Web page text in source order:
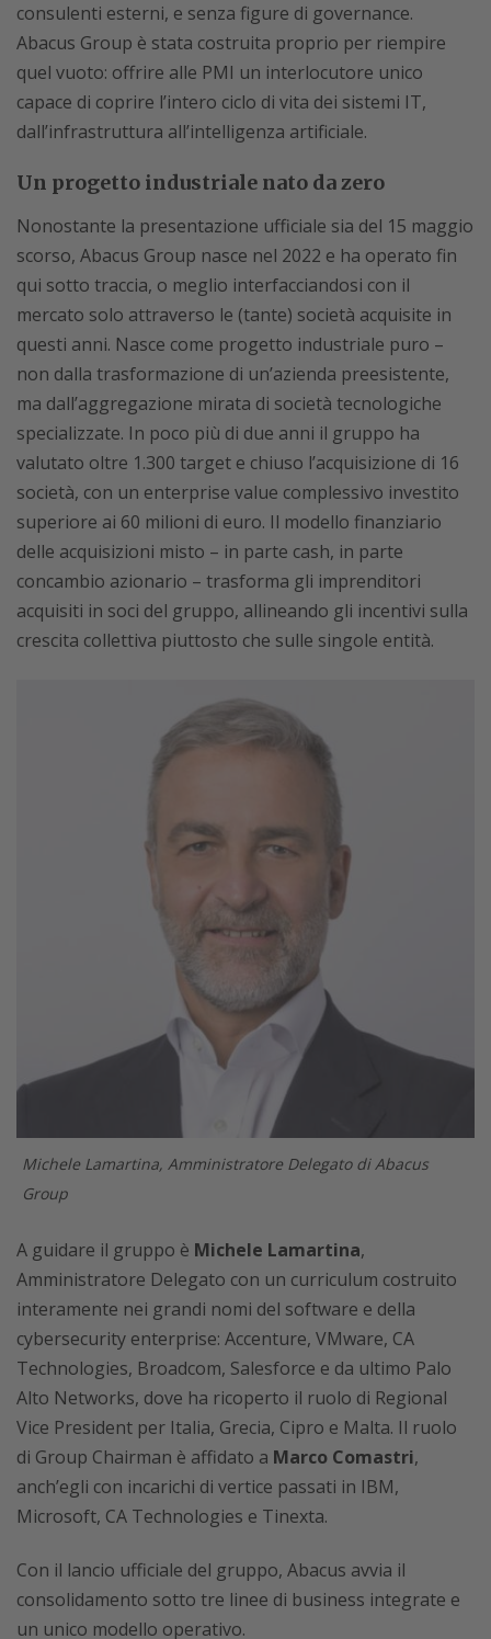
consulenti esterni, e senza figure di governance.
Abacus Group è stata costruita proprio per riempire
quel vuoto: offrire alle PMI un interlocutore unico
capace di coprire l’intero ciclo di vita dei sistemi IT,
dall’infrastruttura all’intelligenza artificiale.
Un progetto industriale nato da zero
Nonostante la presentazione ufficiale sia del 15 maggio
scorso, Abacus Group nasce nel 2022 e ha operato fin
qui sotto traccia, o meglio interfacciandosi con il
mercato solo attraverso le (tante) società acquisite in
questi anni. Nasce come progetto industriale puro –
non dalla trasformazione di un’azienda preesistente,
ma dall’aggregazione mirata di società tecnologiche
specializzate. In poco più di due anni il gruppo ha
valutato oltre 1.300 target e chiuso l’acquisizione di 16
società, con un enterprise value complessivo investito
superiore ai 60 milioni di euro. Il modello finanziario
delle acquisizioni misto – in parte cash, in parte
concambio azionario – trasforma gli imprenditori
acquisiti in soci del gruppo, allineando gli incentivi sulla
crescita collettiva piuttosto che sulle singole entità.
Michele Lamartina, Amministratore Delegato di Abacus
Group
A guidare il gruppo è Michele Lamartina,
Amministratore Delegato con un curriculum costruito
interamente nei grandi nomi del software e della
cybersecurity enterprise: Accenture, VMware, CA
Technologies, Broadcom, Salesforce e da ultimo Palo
Alto Networks, dove ha ricoperto il ruolo di Regional
Vice President per Italia, Grecia, Cipro e Malta. Il ruolo
di Group Chairman è affidato a Marco Comastri,
anch’egli con incarichi di vertice passati in IBM,
Microsoft, CA Technologies e Tinexta.
Con il lancio ufficiale del gruppo, Abacus avvia il
consolidamento sotto tre linee di business integrate e
un unico modello operativo.